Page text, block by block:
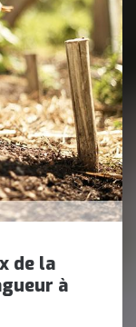
de la
à